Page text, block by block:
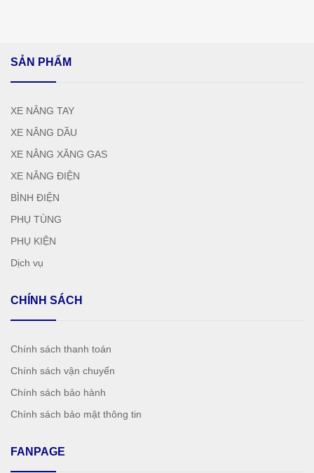
SẢN PHẨM
XE NÂNG TAY
XE NÂNG DẦU
XE NÂNG XĂNG GAS
XE NÂNG ĐIỆN
BÌNH ĐIỆN
PHỤ TÙNG
PHỤ KIỆN
Dịch vụ
CHÍNH SÁCH
Chính sách thanh toán
Chính sách vận chuyển
Chính sách bảo hành
Chính sách bảo mật thông tin
FANPAGE